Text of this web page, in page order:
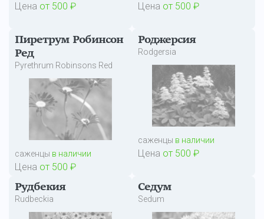
Цена от 500 ₽ Цена от 500 ₽
Пиретрум Робинсон
Ред
Pyrethrum Robinsons Red
саженцы в наличии
Цена от 500 ₽
Роджерсия
Rodgersia
саженцы в наличии
Цена от 500 ₽
Рудбекия
Rudbeckia
Седум
Sedum